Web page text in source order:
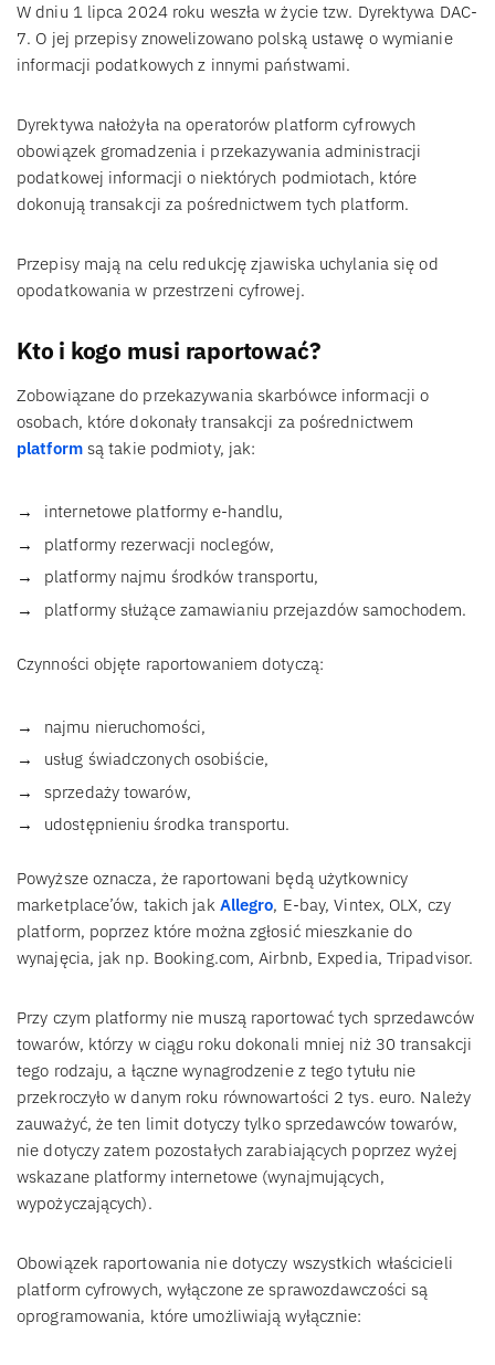
W dniu 1 lipca 2024 roku weszła w życie tzw. Dyrektywa DAC-
7. O jej przepisy znowelizowano polską ustawę o wymianie
informacji podatkowych z innymi państwami.
Dyrektywa nałożyła na operatorów platform cyfrowych
obowiązek gromadzenia i przekazywania administracji
podatkowej informacji o niektórych podmiotach, które
dokonują transakcji za pośrednictwem tych platform.
Przepisy mają na celu redukcję zjawiska uchylania się od
opodatkowania w przestrzeni cyfrowej.
Kto i kogo musi raportować?
Zobowiązane do przekazywania skarbówce informacji o
osobach, które dokonały transakcji za pośrednictwem
platformsą takie podmioty, jak:
internetowe platformy e-handlu,
platformy rezerwacji noclegów,
platformy najmu środków transportu,
platformy służące zamawianiu przejazdów samochodem.
Czynności objęte raportowaniem dotyczą:
najmu nieruchomości,
usług świadczonych osobiście,
sprzedaży towarów,
udostępnieniu środka transportu.
Powyższe oznacza, że raportowani będą użytkownicy
marketplace’ów, takich jak Allegro, E-bay, Vintex, OLX, czy
platform, poprzez które można zgłosić mieszkanie do
wynajęcia, jak np. Booking.com, Airbnb, Expedia, Tripadvisor.
Przy czym platformy nie muszą raportować tych sprzedawców
towarów, którzy w ciągu roku dokonali mniej niż 30 transakcji
tego rodzaju, a łączne wynagrodzenie z tego tytułu nie
przekroczyło w danym roku równowartości 2 tys. euro. Należy
zauważyć, że ten limit dotyczy tylko sprzedawców towarów,
nie dotyczy zatem pozostałych zarabiających poprzez wyżej
wskazane platformy internetowe (wynajmujących,
wypożyczających).
Obowiązek raportowania nie dotyczy wszystkich właścicieli
platform cyfrowych, wyłączone ze sprawozdawczości są
oprogramowania, które umożliwiają wyłącznie: